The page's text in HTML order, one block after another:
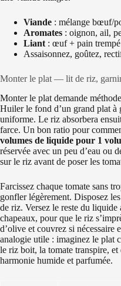
Viande : mélange bœuf/
Aromates : oignon, ail,
Liant : œuf + pain
Assaisonnez, goûtez,
Monter le plat — lit de riz,
Monter le plat demande
Huiler le fond d’un grand plat
uniforme. Le riz absorbera
farce. Un bon ratio pour
volumes de liquide pour 1
réservée avec un peu d’eau ou
sur le riz avant de poser les
Farcissez chaque tomate sans
gonfler légèrement. Disposez
de riz. Versez le reste du liquide
chapeaux, pour que le riz
d’olive et couvrez si nécessaire
analogie utile : imaginez le plat
le riz boit, la tomate transpire, et
harmonie humide et parfumée.